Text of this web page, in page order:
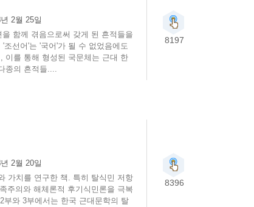
2월 25일
함께 겪음으로써 갖게 된 흔적들을
선어'는 '국어'가 될 수 없었음에도
이를 통해 형성된 국문체는 근대 한
종의 흔적들....
8197
2월 20일
가치를 연구한 책. 특히 탈식민 저항
주의와 해체론적 후기식민론을 극복
와 3부에서는 한국 근대문학의 탈
8396